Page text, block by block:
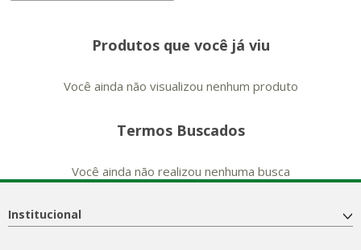
Produtos que você já viu
Você ainda não visualizou nenhum produto
Termos Buscados
Você ainda não realizou nenhuma busca
Institucional